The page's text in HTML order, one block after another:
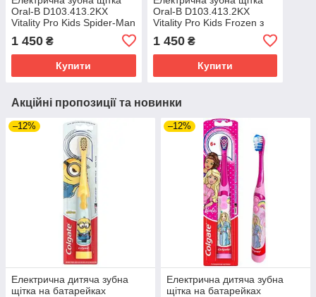
Oral-B D103.413.2KX
Vitality Pro Kids Spider-Man
1 450 ₴
Купити
Oral-B D103.413.2KX
Vitality Pro Kids Frozen з
1 450₴
Купити
Акційні пропозиції та новинки
–12%
Електрична дитяча зубна
щітка на батарейках
–12%
Електрична дитяча зубна
щітка на батарейках